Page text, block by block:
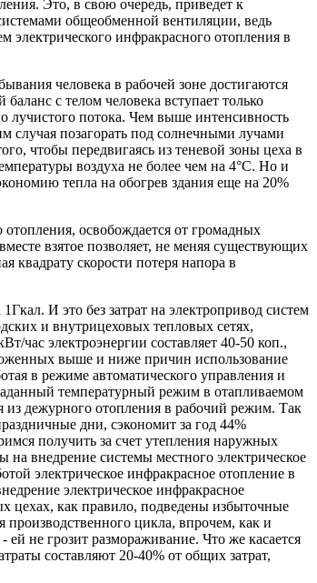
Это, в свою очередь, приведет к
общеобменной вентиляции, ведь
электрического инфракрасного отопления в
человека в рабочей зоне достигаются
с телом человека вступает только
лучистого потока. Чем выше интенсивность
случая позагорать под солнечными лучами
чтобы передвигаясь из теневой зоны цеха в
воздуха не более чем на 4°С. Но и
тепла на обогрев здания еще на 20%
освобождается от громадных
взятое позволяет, не меняя существующих
квадрату скорости потеря напора в
И это без затрат на электропривод систем
и внутрицеховых тепловых сетях,
час электроэнергии составляет 40-50 коп.,
выше и ниже причин использование
в режиме автоматического управления и
температурный режим в отапливаемом
из дежурного отопления в рабочий режим. Так
дни, сэкономит за год 44%
получить за счет утепления наружных
на внедрение системы местного электрическое
электрическое инфракрасное отопление в
электрическое инфракрасное
цехах, как правило, подведены избыточные
производственного цикла, впрочем, как и
не грозит размораживание. Что же касается
составляют 20-40% от общих затрат,